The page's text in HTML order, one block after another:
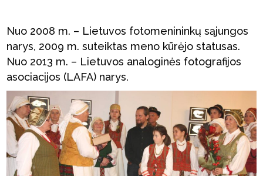
Nuo 2008 m. – Lietuvos fotomenininkų sąjungos
narys, 2009 m. suteiktas meno kūrėjo statusas.
Nuo 2013 m. – Lietuvos analoginės fotografijos
asociacijos (LAFA) narys.